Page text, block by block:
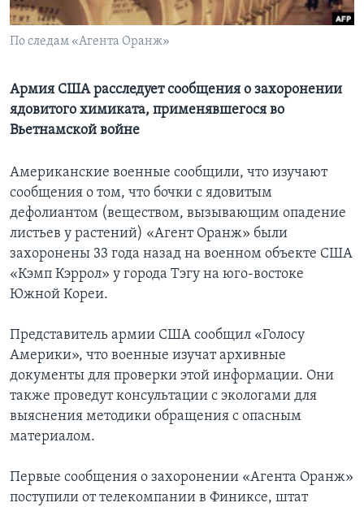
Learning English
По следам «Агента Оранж»
Армия США расследует сообщения о захоронении
ядовитого химиката, применявшегося во
Вьетнамской войне
Американские военные сообщили, что изучают
сообщения о том, что бочки с ядовитым
дефолиантом (веществом, вызывающим опадение
листьев у растений) «Агент Оранж» были
захоронены 33 года назад на военном объекте США
«Кэмп Кэррол» у города Тэгу на юго-востоке
Южной Кореи.
Представитель армии США сообщил «Голосу
Америки», что военные изучат архивные
документы для проверки этой информации. Они
также проведут консультации с экологами для
выяснения методики обращения с опасным
материалом.
Первые сообщения о захоронении «Агента Оранж»
поступили от телекомпании в Финиксе, штат